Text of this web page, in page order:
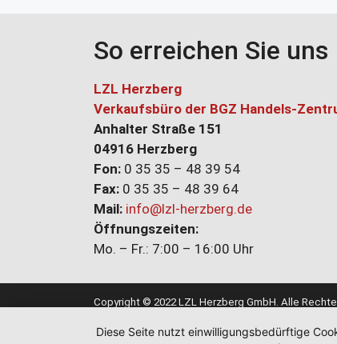
So erreichen Sie uns
LZL Herzberg
Verkaufsbüro der BGZ Handels-
Anhalter Straße 151
04916 Herzberg
Fon: 0 35 35 – 48 39 54
Fax: 0 35 35 – 48 39 64
Mail: info@lzl-herzberg.de
Öffnungszeiten:
Mo. – Fr.: 7:00 – 16:00 Uhr
Copyright © 2022 LZL Herzberg GmbH. Alle
Diese Seite nutzt einwilligungsbedürftige